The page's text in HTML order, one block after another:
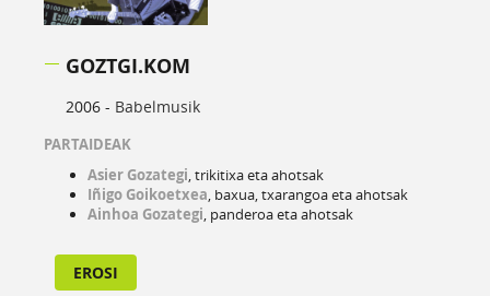
GOZTGI.KOM
2006 - Babelmusik
PARTAIDEAK
Asier Gozategi, trikitixa eta ahotsak
Iñigo Goikoetxea, baxua, txarangoa eta ahotsak
Ainhoa Gozategi, panderoa eta ahotsak
EROSI